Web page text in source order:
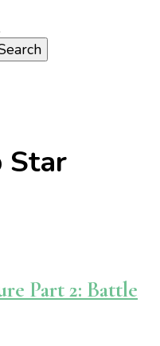
Star
Part 2: Battle